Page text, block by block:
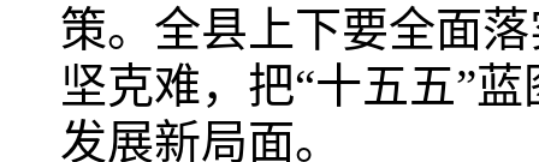
策。全县上下要全面
坚克难，把“十五五”
发展新局面。